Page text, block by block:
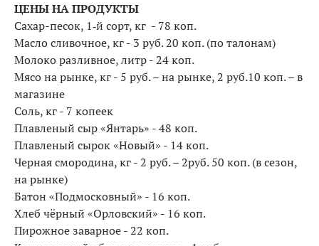
ЦЕНЫ НА ПРОДУКТЫ
Сахар-песок, 1‑й сорт, кг - 78 коп.
Масло сливочное, кг - 3 руб. 20 коп. (по талонам)
Молоко разливное, литр - 24 коп.
Мясо на рынке, кг - 5 руб. – на рынке, 2 руб.10 коп. – в
магазине
Соль, кг - 7 копеек
Плавленый сыр «Янтарь» - 48 коп.
Плавленый сырок «Новый» - 14 коп.
Черная смородина, кг - 2 руб. – 2руб. 50 коп. (в сезон,
на рынке)
Батон «Подмосковный» - 16 коп.
Хлеб чёрный «Орловский» - 16 коп.
Пирожное заварное - 22 коп.